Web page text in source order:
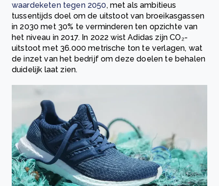
waardeketen tegen 2050, met als ambitieus
tussentijds doel om de uitstoot van broeikasgassen
in 2030 met 30% te verminderen ten opzichte van
het niveau in 2017. In 2022 wist Adidas zijn CO₂-
uitstoot met 36.000 metrische ton te verlagen, wat
de inzet van het bedrijf om deze doelen te behalen
duidelijk laat zien.